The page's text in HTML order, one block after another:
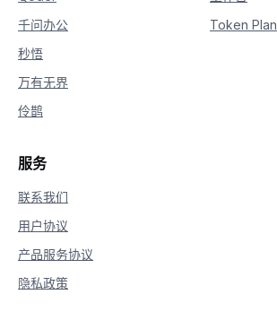
千问办公
秒悟
万有无界
伶鹊
Token Plan
服务
联系我们
用户协议
产品服务协议
隐私政策